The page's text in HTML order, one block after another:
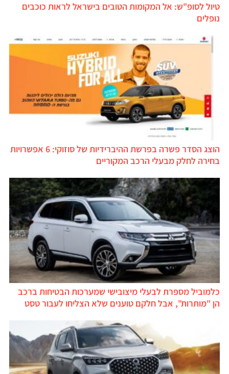
טיול לסופ"ש: אל המקומות הטובים בישראל לראות כוכבים
נופלים
הוצג הסדר פשרה בפרשת ההיברידיות של סוזוקי: 6 אפשרויות
בחירה לחלק מבעלי הרכב המקוריים
כלמוביל מספרת לבעלי מיצובישי שמערכות הבטיחות ברכב
הן "מותרות", אבל חלקם טוענים שלא הצליחו לעבור טסט